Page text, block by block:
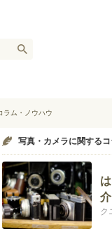
ラム・ノウハウ
写真・カメラに関する
介
ク